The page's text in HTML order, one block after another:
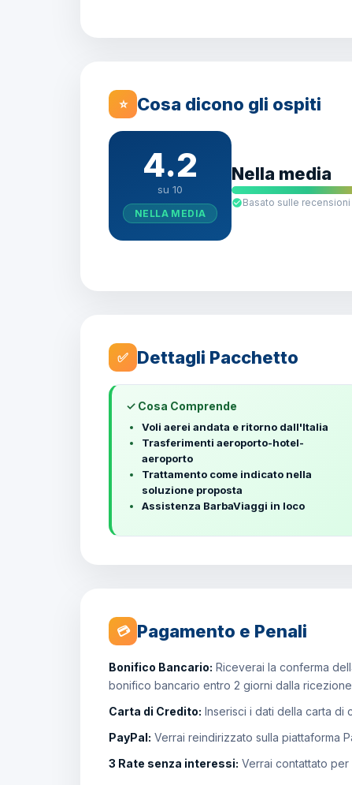
⭐ Cosa dicono gli ospiti
4.2
su 10
NELLA MEDIA
Nella media
Basato sulle
✅ Dettagli Pacchetto
✓ Cosa Comprende
Voli aerei andata e ritorno dall'Italia
Trasferimenti aeroporto-hotel-
aeroporto
Trattamento come indicato nella
soluzione proposta
Assistenza BarbaViaggi in loco
💳 Pagamento e Penali
Bonifico Bancario: Riceverai la conferma
bonifico bancario entro 2 giorni dalla
Carta di Credito: Inserisci i dati della carta di
PayPal: Verrai reindirizzato sulla piattaforma
3 Rate senza interessi: Verrai contattato